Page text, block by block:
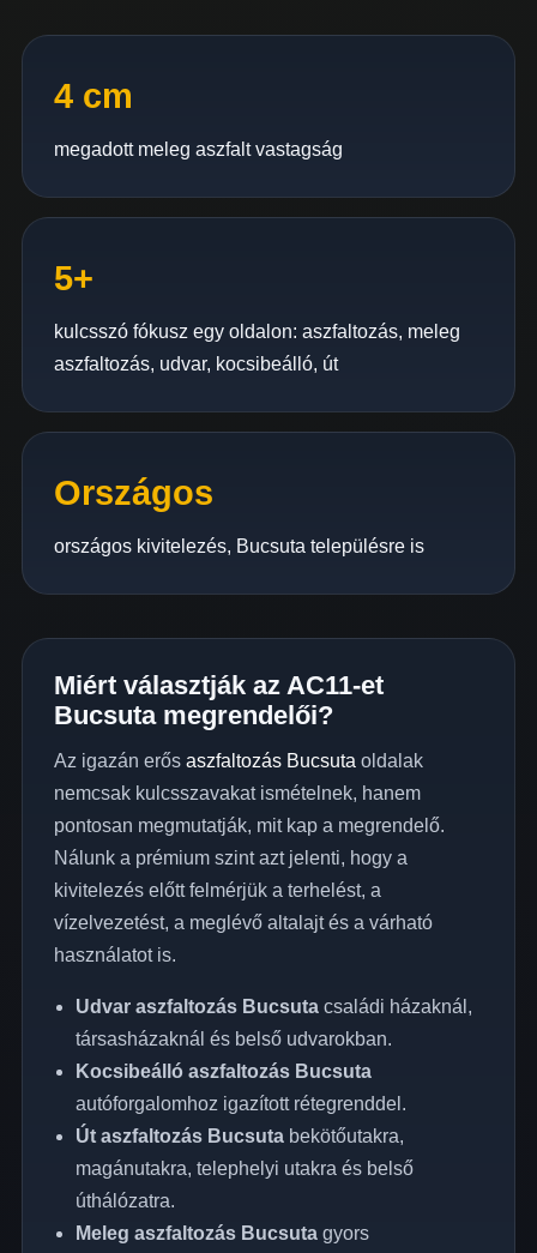
4 cm
megadott meleg aszfalt vastagság
5+
kulcsszó fókusz egy oldalon: aszfaltozás, meleg
aszfaltozás, udvar, kocsibeálló, út
Országos
országos kivitelezés, Bucsuta településre is
Miért választják az AC11-et
Bucsuta megrendelői?
Az igazán erős aszfaltozás Bucsuta oldalak
nemcsak kulcsszavakat ismételnek, hanem
pontosan megmutatják, mit kap a megrendelő.
Nálunk a prémium szint azt jelenti, hogy a
kivitelezés előtt felmérjük a terhelést, a
vízelvezetést, a meglévő altalajt és a várható
használatot is.
Udvar aszfaltozás Bucsutacsaládi házaknál,
társasházaknál és belső udvarokban.
Kocsibeálló aszfaltozás Bucsuta
autóforgalomhoz igazított rétegrenddel.
Út aszfaltozás Bucsutabekötőutakra,
magánutakra, telephelyi utakra és belső
úthálózatra.
Meleg aszfaltozás Bucsutagyors